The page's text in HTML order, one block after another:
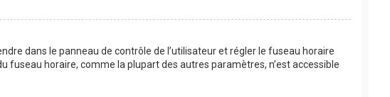
dans le panneau de contrôle de l’utilisateur et régler le fuseau horaire
fuseau horaire, comme la plupart des autres paramètres, n’est accessible